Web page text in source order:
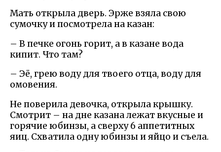
Мать открыла дверь. Эрже взяла свою
сумочку и посмотрела на казан:
– В печке огонь горит, а в казане вода
кипит. Что там?
– Эё, грею воду для твоего отца, воду для
омовения.
Не поверила девочка, открыла крышку.
Смотрит – на дне казана лежат вкусные и
горячие юбинзы, а сверху 6 аппетитных
яиц. Схватила одну юбинзы и яйцо и съела.